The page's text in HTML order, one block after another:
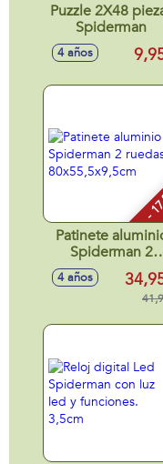
Puzzle 2X48
Spiderman
4 años
-
Patinete
Spiderman 2
ruedas
80x55,5x9,5cm
4 años